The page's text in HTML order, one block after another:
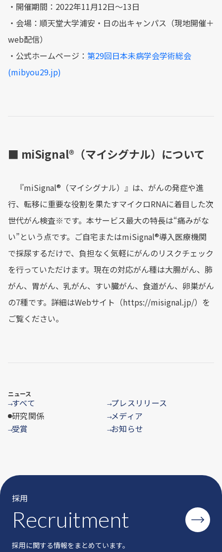
・開催期間：2022年11月12日〜13日
・会場：順天堂大学浦安・日の出キャンパス（現地開催＋
web配信）
・公式ホームページ： 第29回日本未病学会学術総会
(mibyou29.jp)
■ miSignal®︎（マイシグナル）について
『miSignal®︎（マイシグナル）』は、がんの発症や進
行、転移に重要な役割を果たすマイクロRNAに着目した次
世代がん検査※です。本サービス最大の特長は“痛みがな
い”という点です。ご自宅またはmiSignal®︎導入医療機関
で採尿するだけで、負担なく気軽にがんのリスクチェック
を行っていただけます。現在の対応がん種は大腸がん、肺
がん、胃がん、乳がん、すい臓がん、食道がん、卵巣がん
の7種です。詳細はWebサイト（https://misignal.jp/）を
ご覧ください。
ニュース
→すべて →プレスリリース
研究関係
→メディア
→受賞 →お知らせ
採用
Recruitment
採用に関する情報をまとめています。